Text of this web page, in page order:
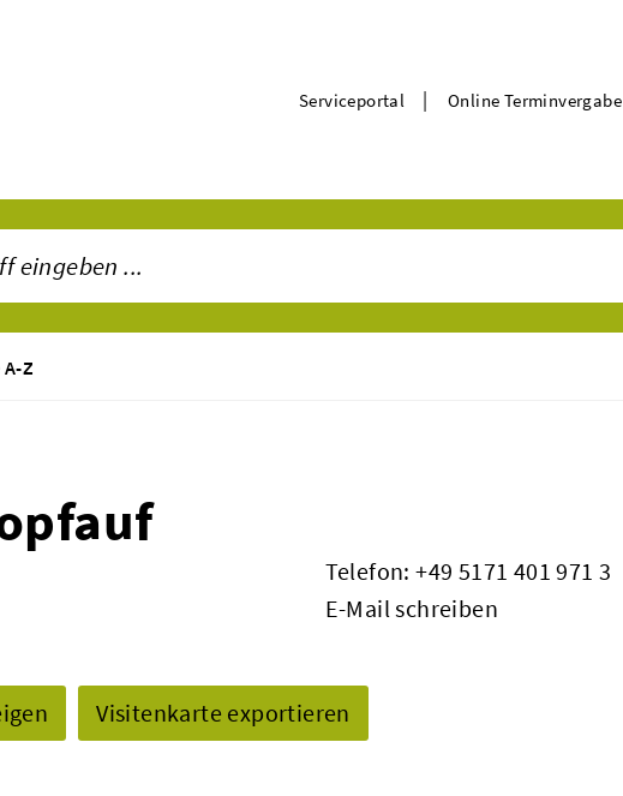
Serviceportal | Online Terminvergabe
Z
Telefon:+49 5171 401 971 3
E-Mail schreiben
Visitenkarte exportieren